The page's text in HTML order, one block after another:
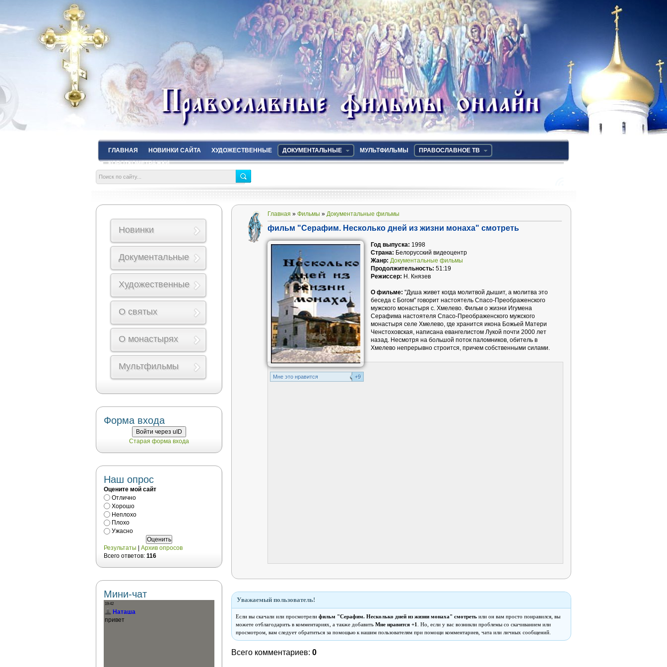
ГЛАВНАЯ НОВИНКИ САЙТА ХУДОЖЕСТВЕННЫЕ ДОКУМЕНТАЛЬНЫЕ МУЛЬТФИЛЬМЫ
ПРАВОСЛАВНОЕ ТВ
КОРОТКОМЕТРАЖКИ
Главная » Фильмы » Документальные фильмы
фильм "Серафим. Несколько дней из жизни монаха" смотреть
Mне это нравится +9
Год выпуска: 1998
Страна: Белорусский видеоцентр
Жанр: Документальные фильмы
Продолжительность: 51:19
Режиссер: Н. Князев
О фильме: "Душа живет когда молитвой дышит, а молитва это
беседа с Богом" говорит настоятель Спасо-Преображенского
мужского монастыря с. Хмелево. Фильм о жизни Игумена
Серафима настоятеля Спасо-Преображенского мужского
монастыря селе Хмелево, где хранится икона Божьей Матери
Ченстоховская, написана евангелистом Лукой почти 2000 лет
назад. Несмотря на большой поток паломников, обитель в
Хмелево непрерывно строится, причем собственными силами.
Уважаемый пользователь!
Если вы скачали или просмотрели фильм "Серафим. Несколько дней из жизни монаха" смотреть или он вам просто понравился, вы
можете отблагодарить в комментариях, а также добавить Мне нравится +1
. Но, если у вас возникли проблемы со скачиванием или
просмотром, вам следует обратиться за помощью к нашим пользователям при помощи комментариев, чата или личных сообщений.
Всего комментариев: 0
Новинки
Документальные
Художественные
О святых
О монастырях
Мультфильмы
Форма входа
Войти через uID
Старая форма входа
Наш опрос
Оцените мой сайт
Отлично
Хорошо
Неплохо
Плохо
Ужасно
Результаты
Архив опросов
Всего ответов: 116
Мини-чат